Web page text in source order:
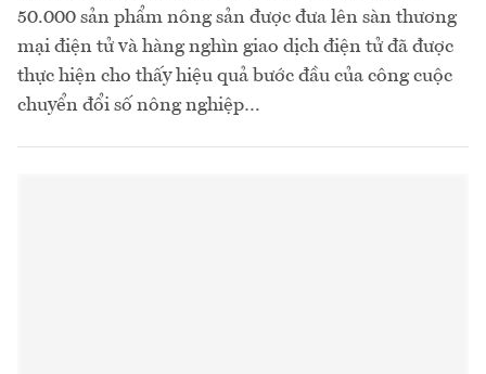
50.000 sản phẩm nông sản được đưa lên sàn thương
mại điện tử và hàng nghìn giao dịch điện tử đã được
thực hiện cho thấy hiệu quả bước đầu của công cuộc
chuyển đổi số nông nghiệp…